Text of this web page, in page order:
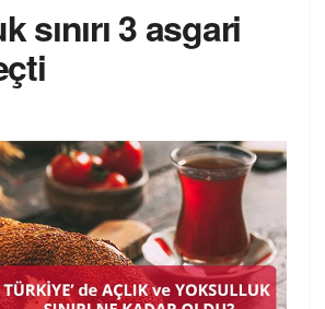
sınırı 3 asgari